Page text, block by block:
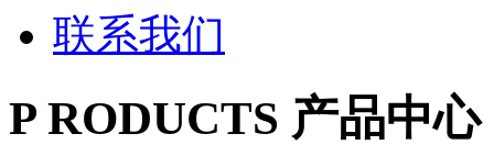
联系我们
P RODUCTS 产品中心